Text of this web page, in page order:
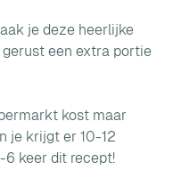
je deze heerlijke
een extra portie
kost maar
je krijgt er 10-12
6 keer dit recept!